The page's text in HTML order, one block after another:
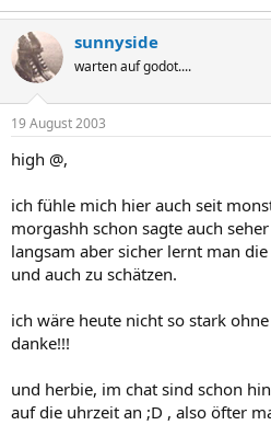
sunnyside
warten auf godot....
19 August 2003
high @,
ich fühle mich hier auch seit
morgashh schon sagte auch
langsam aber sicher lernt man
und auch zu schätzen.
ich wäre heute nicht so stark
danke!!!
und herbie, im chat sind schon
auf die uhrzeit an ;D , also öfter